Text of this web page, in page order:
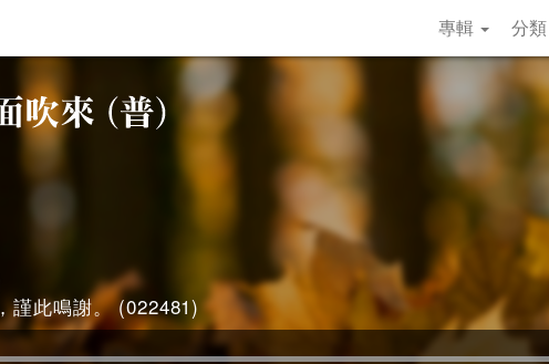
專輯 分類
，謹此鳴謝。 (022481)